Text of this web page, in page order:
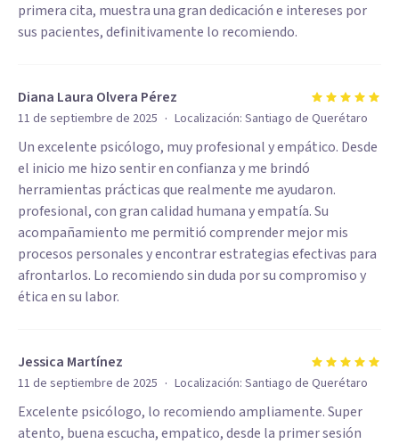
primera cita, muestra una gran dedicación e intereses por
sus pacientes, definitivamente lo recomiendo.
Diana Laura Olvera Pérez
11 de septiembre de 2025 · Localización: Santiago de Querétaro
Un excelente psicólogo, muy profesional y empático. Desde
el inicio me hizo sentir en confianza y me brindó
herramientas prácticas que realmente me ayudaron.
profesional, con gran calidad humana y empatía. Su
acompañamiento me permitió comprender mejor mis
procesos personales y encontrar estrategias efectivas para
afrontarlos. Lo recomiendo sin duda por su compromiso y
ética en su labor.
Jessica Martínez
11 de septiembre de 2025 · Localización: Santiago de Querétaro
Excelente psicólogo, lo recomiendo ampliamente. Super
atento, buena escucha, empatico, desde la primer sesión